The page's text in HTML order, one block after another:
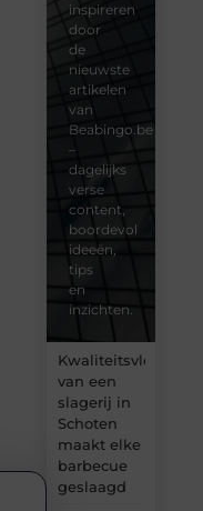
inspireren
door
de
nieuwste
artikelen
van
Beabingo.be
–
dagelijks
verse
content,
boordevol
ideeën,
tips
en
inzichten.
Kwaliteitsvlees
van een
slagerij in
Schoten
maakt elke
barbecue
geslaagd